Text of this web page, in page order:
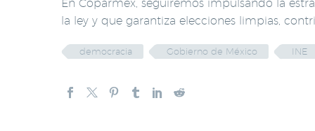
En Coparmex, seguiremos impulsando la
la ley y que garantiza elecciones limpias,
democracia Gobierno de México INE